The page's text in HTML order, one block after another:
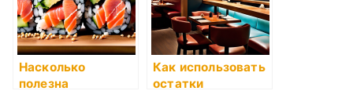
Насколько
полезна
Как использовать
остатки